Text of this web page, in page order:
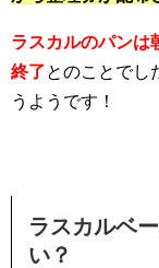
ラスカルのパンは
終了とのことでし
うようです！
ラスカルベ
い？